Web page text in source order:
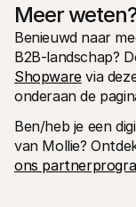
Meer
Benieuwd naar
B2B-landschap?
Shopware via
onderaan de
Ben/heb je een
van Mollie?
ons